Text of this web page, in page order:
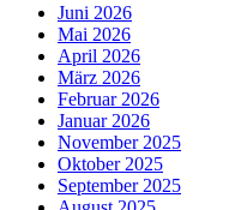
Juni 2026
Mai 2026
April 2026
März 2026
Februar 2026
Januar 2026
November 2025
Oktober 2025
September 2025